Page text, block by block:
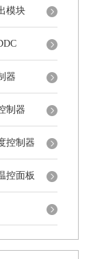
模块
器
制器
控制器
控面板